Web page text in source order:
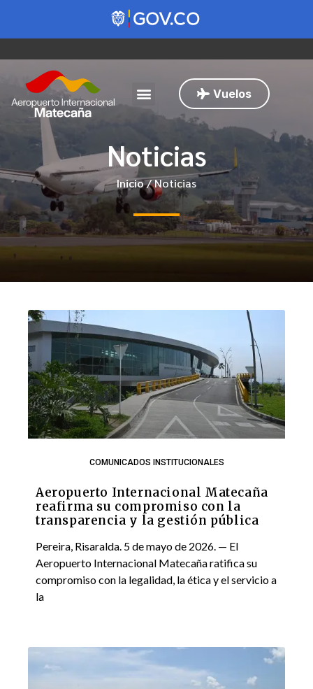
Vuelos
Noticias
Inicio/Noticias
COMUNICADOS INSTITUCIONALES
Aeropuerto Internacional Matecaña
reafirma su compromiso con la
transparencia y la gestión pública
Pereira, Risaralda. 5 de mayo de 2026. — El
Aeropuerto Internacional Matecaña ratifica su
compromiso con la legalidad, la ética y el servicio a
la